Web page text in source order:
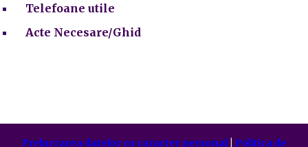
Telefoane utile
Acte Necesare/Ghid
Prelucrarea datelor cu caracter personal| Politica de